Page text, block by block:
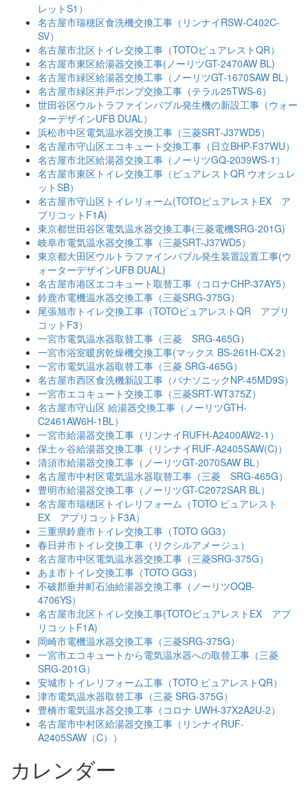
レットS1）
名古屋市瑞穂区食洗機交換工事（リンナイRSW-C402C-
SV）
名古屋市北区トイレ交換工事（TOTOピュアレストQR）
名古屋市東区給湯器交換工事(ノーリツGT-2470AW BL)
名古屋市緑区給湯器交換工事（ノーリツGT-1670SAW BL）
名古屋市緑区井戸ポンプ交換工事（テラル25TWS-6）
世田谷区ウルトラファインバブル発生機の新設工事（ウォー
ターデザインUFB DUAL）
浜松市中区電気温水器交換工事（三菱SRT-J37WD5）
名古屋市守山区エコキュート交換工事（日立BHP-F37WU）
名古屋市北区給湯器交換工事（ノーリツGQ-2039WS-1）
名古屋市東区トイレ交換工事（ピュアレストQR ウオシュレ
ットSB）
名古屋市守山区トイレリォーム(TOTOピュアレストEX ア
プリコットF1A)
東京都世田谷区電気温水器交換工事(三菱電機SRG-201G)
岐阜市電気温水器交換工事（三菱SRT-J37WD5）
東京都大田区ウルトラファインバブル発生装置設置工事(ウ
ォーターデザインUFB DUAL)
名古屋市港区エコキュート取替工事（コロナCHP-37AY5）
鈴鹿市電機温水器交換工事（三菱SRG-375G）
尾張旭市トイレ交換工事（TOTOピュアレストQR アプリ
コットF3）
一宮市電気温水器取替工事（三菱 SRG-465G）
一宮市浴室暖房乾燥機交換工事(マックス BS-261H-CX-2）
一宮市電気温水器取替工事（三菱 SRG-465G）
名古屋市西区食洗機新設工事（パナソニックNP-45MD9S）
一宮市エコキュート交換工事（三菱SRT-WT375Z）
名古屋市守山区 給湯器交換工事（ノーリツGTH-
C2461AW6H-1BL）
一宮市給湯器交換工事（リンナイRUFH-A2400AW2-1）
保土ヶ谷給湯器交換工事（リンナイRUF-A2405SAW(C)）
清須市給湯器交換工事（ノーリツGT-2070SAW BL）
名古屋市中村区電気温水器取替工事（三菱 SRG-465G）
豊明市給湯器交換工事（ノーリツGT-C2072SAR BL）
名古屋市瑞穂区トイレリフォーム（TOTO ピュアレスト
EX アプリコットF3A）
三重県鈴鹿市トイレ交換工事（TOTO GG3）
春日井市トイレ交換工事（リクシルアメージュ）
名古屋市中区電気温水器交換工事（三菱SRG-375G）
あま市トイレ交換工事（TOTO GG3）
不破郡垂井町石油給湯器交換工事（ノーリツOQB-
4706YS）
名古屋市北区トイレ交換工事(TOTOピュアレストEX アプ
リコットF1A)
岡崎市電機温水器交換工事（三菱SRG-375G）
一宮市エコキュートから電気温水器への取替工事（三菱
SRG-201G）
安城市トイレリフォーム工事（TOTO ピュアレストQR）
津市電気温水器取替工事（三菱 SRG-375G）
豊橋市電気温水器交換工事（コロナ UWH-37X2A2U-2）
名古屋市中村区給湯器交換工事（リンナイRUF-
A2405SAW（C））
カレンダー